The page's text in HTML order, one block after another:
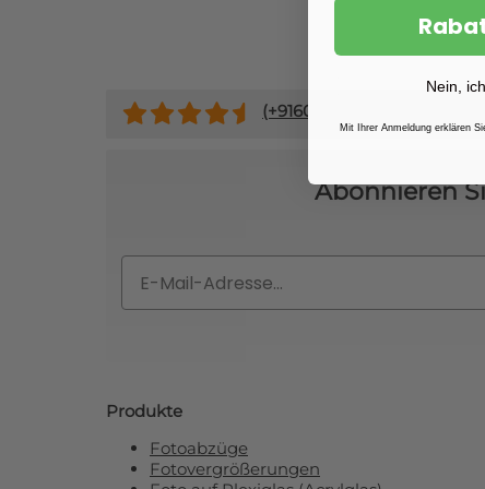
(+9160
Abonnieren
Produkte
Fotoabzüge
Fotovergrößerungen
Nein,
Mit Ihrer Anmeldung erklären